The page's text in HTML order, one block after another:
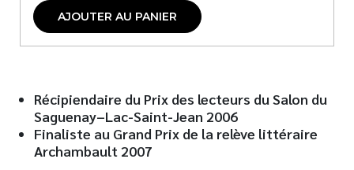
AJOUTER AU PANIER
Récipiendaire du Prix des lecteurs du Salon du
Saguenay–Lac-Saint-Jean 2006
Finaliste au Grand Prix de la relève littéraire
Archambault 2007